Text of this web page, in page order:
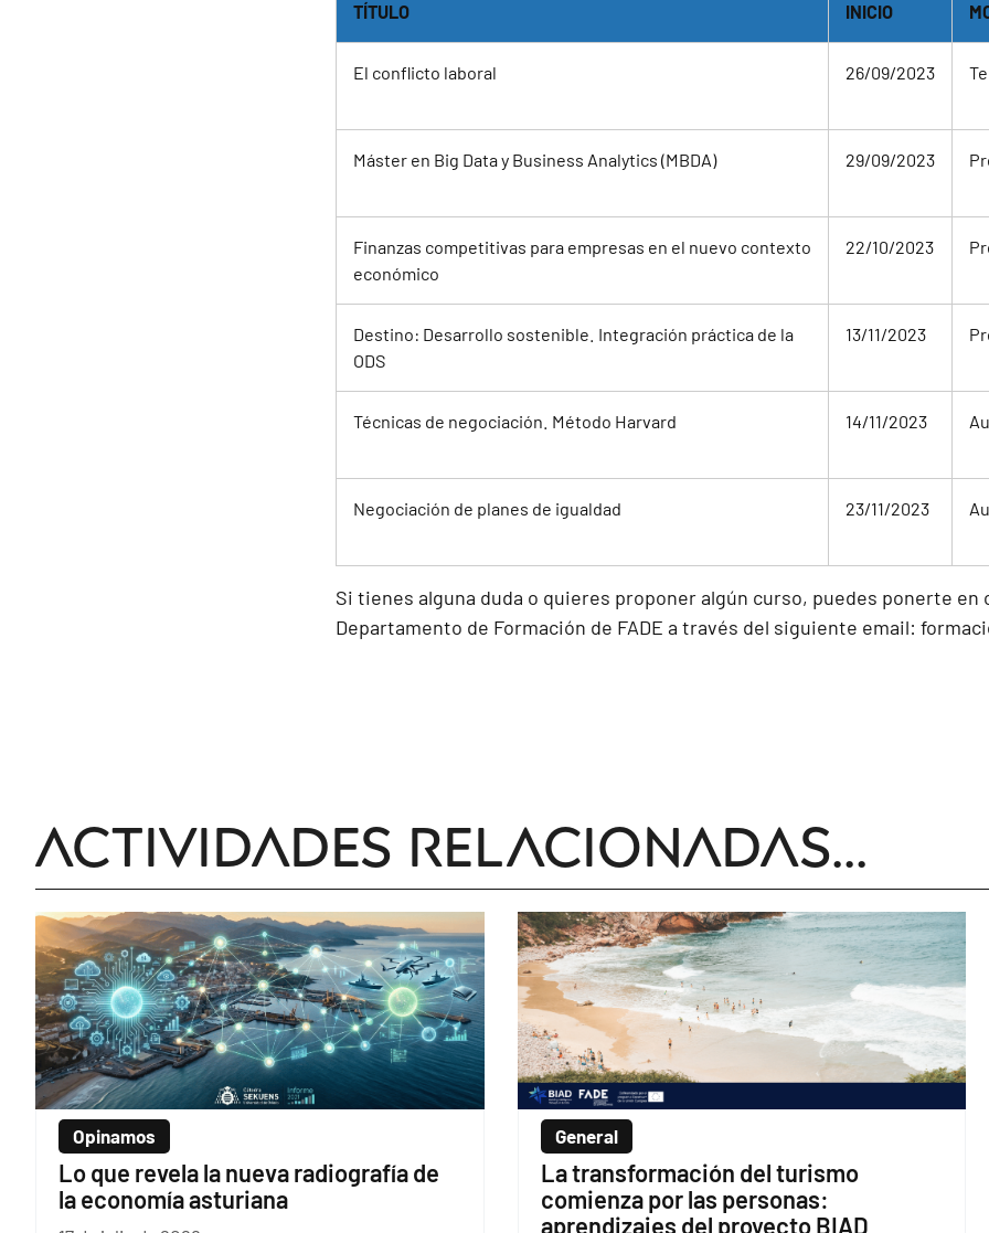
TÍTULO INICIO
El conflicto laboral 26/09/2023
Máster en Big Data y Business Analytics (MBDA) 29/09/2023
Finanzas competitivas para empresas en el nuevo contexto
económico
22/10/2023
Destino: Desarrollo sostenible. Integración práctica de la
ODS
13/11/2023
Técnicas de negociación. Método Harvard 14/11/2023
Negociación de planes de igualdad 23/11/2023
Si tienes alguna duda o quieres proponer algún curso, puedes ponerte en
Departamento de Formación de FADE a través del siguiente email:
Actividades relacionadas...
Opinamos
Lo que revela la nueva radiografía de
la economía asturiana
General
La transformación del turismo
comienza por las personas:
aprendizajes del proyecto BIAD